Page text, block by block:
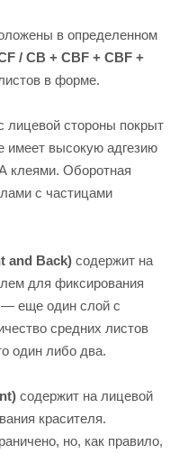
в определенном
/ CB + CBF + CBF +
в форме.
лицевой стороны покрыт
имеет высокую адгезию
клеями. Оборотная
с частицами
and Back) содержит на
для фиксирования
— еще один слой с
средних листов
один либо два.
содержит на лицевой
красителя.
но, как правило,